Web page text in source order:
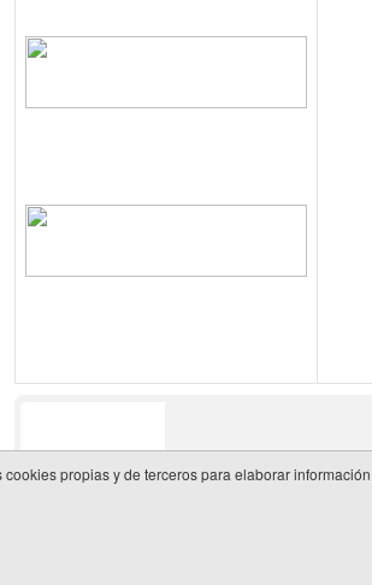
cookies propias y de terceros para elaborar